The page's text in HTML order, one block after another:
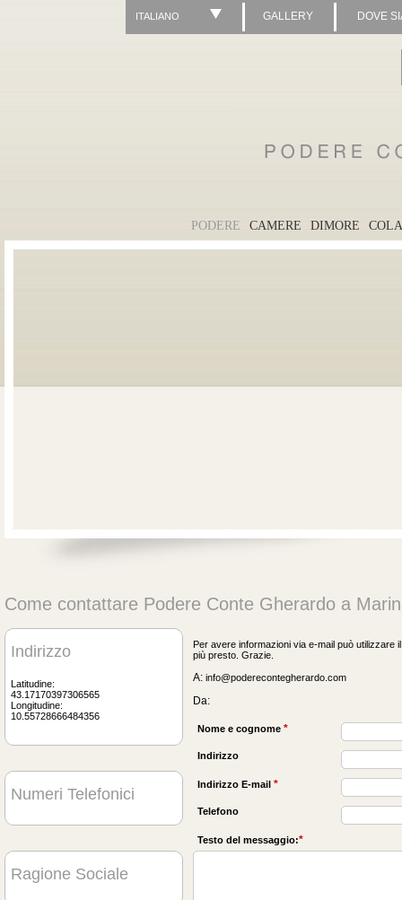
ITALIANO GALLERY DOVE
PODERE CAMERE DIMORE
Come contattare Podere Conte Gherardo a
Indirizzo
Latitudine:
43.17170397306565
Longitudine:
10.55728666484356
Numeri Telefonici
Ragione Sociale
Per avere informazioni via e-mail può utilizzare
più presto. Grazie.
A: info@poderecontegherardo.com
Da:
Nome e cognome *
Indirizzo
Indirizzo E-mail *
Telefono
Testo del messaggio:*